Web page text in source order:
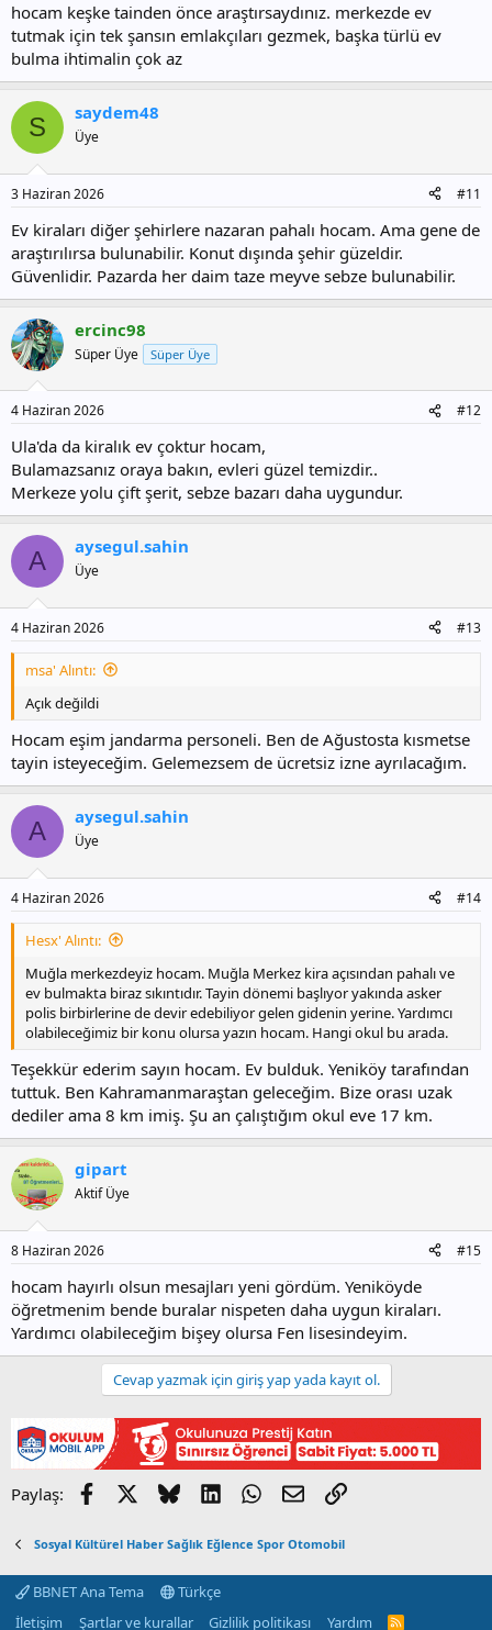
hocam keşke tainden önce araştırsaydınız. merkezde ev
tutmak için tek şansın emlakçıları gezmek, başka türlü ev
bulma ihtimalin çok az
S saydem48
Üye
3 Haziran 2026 #11
Ev kiraları diğer şehirlere nazaran pahalı hocam. Ama gene de
araştırılırsa bulunabilir. Konut dışında şehir güzeldir.
Güvenlidir. Pazarda her daim taze meyve sebze bulunabilir.
ercinc98
Süper Üye Süper Üye
4 Haziran 2026 #12
Ula'da da kiralık ev çoktur hocam,
Bulamazsanız oraya bakın, evleri güzel temizdir..
Merkeze yolu çift şerit, sebze bazarı daha uygundur.
A aysegul.sahin
Üye
4 Haziran 2026 #13
msa' Alıntı:
Açık değildi
Hocam eşim jandarma personeli. Ben de Ağustosta kısmetse
tayin isteyeceğim. Gelemezsem de ücretsiz izne ayrılacağım.
A aysegul.sahin
Üye
4 Haziran 2026 #14
Hesx' Alıntı:
Muğla merkezdeyiz hocam. Muğla Merkez kira açısından pahalı ve
ev bulmakta biraz sıkıntıdır. Tayin dönemi başlıyor yakında asker
polis birbirlerine de devir edebiliyor gelen gidenin yerine. Yardımcı
olabileceğimiz bir konu olursa yazın hocam. Hangi okul bu arada.
Teşekkür ederim sayın hocam. Ev bulduk. Yeniköy tarafından
tuttuk. Ben Kahramanmaraştan geleceğim. Bize orası uzak
dediler ama 8 km imiş. Şu an çalıştığım okul eve 17 km.
gipart
Aktif Üye
8 Haziran 2026 #15
hocam hayırlı olsun mesajları yeni gördüm. Yeniköyde
öğretmenim bende buralar nispeten daha uygun kiraları.
Yardımcı olabileceğim bişey olursa Fen lisesindeyim.
Cevap yazmak için giriş yap yada kayıt ol.
Paylaş: Facebook BlueskyLinkedInWhatsApp
E-postaLink
Sosyal Kültürel Haber Sağlık Eğlence Spor Otomobil
BBNET Ana Tema
Türkçe
İletişim
Şartlar ve kurallar Gizlilik politikası Yardım
R